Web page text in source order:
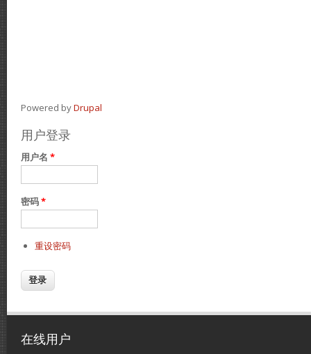
Powered byDrupal
用户登录
用户名 *
密码*
重设密码
在线用户